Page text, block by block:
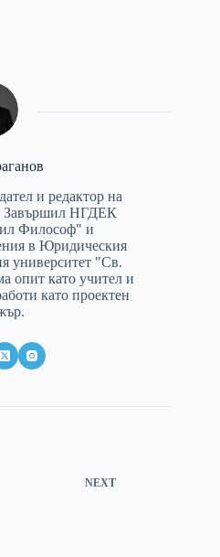
и редактор на
Завършил НГДЕК
Философ" и
в Юридическия
университет "Св.
опит като учител и
като проектен
NEXT